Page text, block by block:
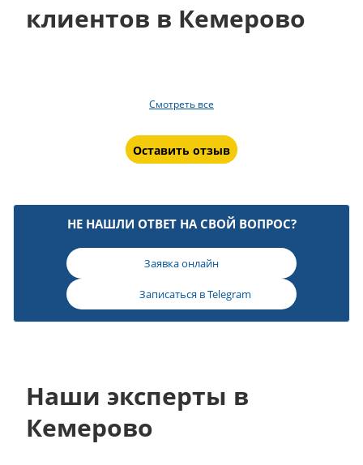
клиентов в Кемерово
Смотреть все
Оставить отзыв
НЕ НАШЛИ ОТВЕТ НА СВОЙ ВОПРОС?
Заявка онлайн
Записаться вTelegram
Наши эксперты в
Кемерово